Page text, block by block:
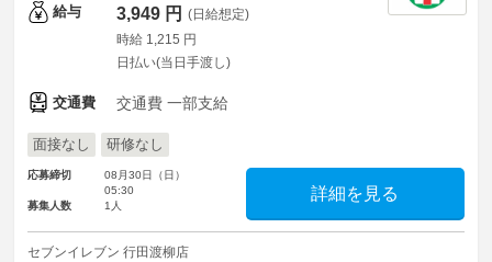
給与 3,949 円 (日給想定)
時給 1,215 円
日払い(当日手渡し)
交通費 交通費 一部支給
面接なし 研修なし
応募締切
08月30日（日）
05:30
募集人数
1人
詳細を見る
セブンイレブン 行田渡柳店